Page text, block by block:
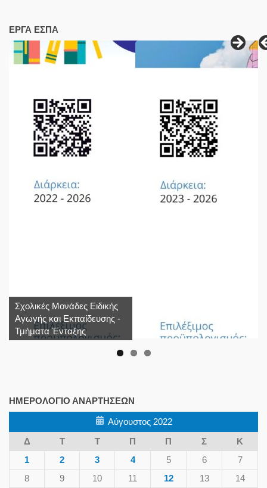
ΕΡΓΑ ΕΣΠΑ
Σχολικές Μονάδες Ειδικής
Αγωγής και Εκπαίδευσης -
Τμήματα Ένταξης
ΗΜΕΡΟΛΌΓΙΟ ΑΝΑΡΤΉΣΕΩΝ
Αύγουστος 2022
Δ
Τ Τ Π Π Σ
Κ
1
2 3 4 5 6
7
8
9 10 11 12 13
14